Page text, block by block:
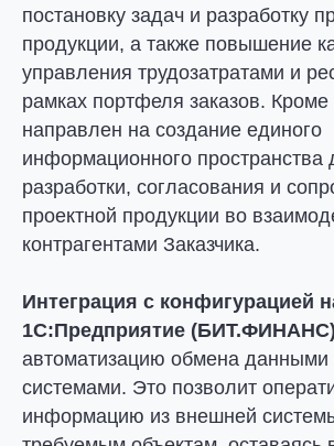
постановку задач и разработку
продукции, а также повышение
управления трудозатратами и
рамках портфеля заказов. Кроме
направлен на создание единого
информационного пространства
разработки, согласования и
проектной продукции во
контрагентами Заказчика.
Интеграция с конфигурацией
1С:Предприятие (БИТ.ФИНАНС)
автоматизацию обмена
системами. Это позволит
информацию из внешней